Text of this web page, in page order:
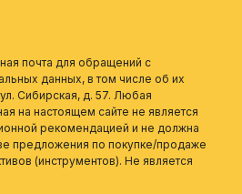
почта для обращений с
данных, в том числе об их
Сибирская, д. 57. Любая
на настоящем сайте не является
рекомендацией и не должна
предложения по покупке/продаже
(инструментов). Не является